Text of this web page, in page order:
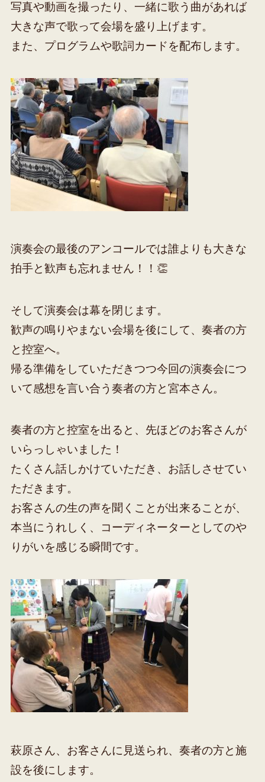
写真や動画を撮ったり、一緒に歌う曲があれば
大きな声で歌って会場を盛り上げます。
また、プログラムや歌詞カードを配布します。
演奏会の最後のアンコールでは誰よりも大きな
拍手と歓声も忘れません！！👏
そして演奏会は幕を閉じます。
歓声の鳴りやまない会場を後にして、奏者の方
と控室へ。
帰る準備をしていただきつつ今回の演奏会につ
いて感想を言い合う奏者の方と宮本さん。
奏者の方と控室を出ると、先ほどのお客さんが
いらっしゃいました！
たくさん話しかけていただき、お話しさせてい
ただきます。
お客さんの生の声を聞くことが出来ることが、
本当にうれしく、コーディネーターとしてのや
りがいを感じる瞬間です。
萩原さん、お客さんに見送られ、奏者の方と施
設を後にします。